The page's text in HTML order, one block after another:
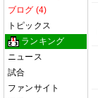
ブログ (4)
トピックス
ランキング
ニュース
試合
ファンサイト